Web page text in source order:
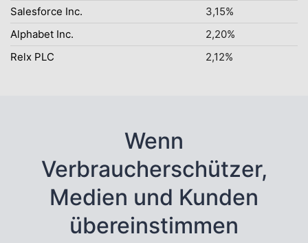
Salesforce Inc.
3,15%
Alphabet Inc.
2,20%
Relx PLC
2,12%
Wenn
Verbraucherschützer,
Medien und Kunden
übereinstimmen